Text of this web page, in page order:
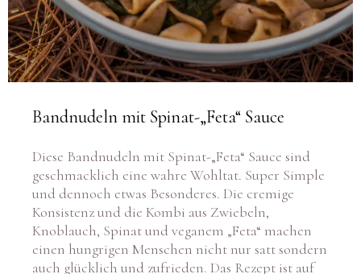
geschmacklich eine wahre Wohltat. Super Simple
und dennoch etwas Besonderes. Die cremige
Konsistenz und die Kombi aus Zwiebeln,
Knoblauch, Spinat und veganem „Feta“ machen
einen hungrigen Menschen nicht nur satt sondern
auch glücklich und zufrieden. Das Rezept ist auf